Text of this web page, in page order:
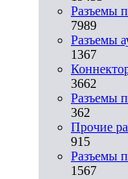
Разъeмы
7989
Разъeмы
1367
3662
Разъeмы
362
Прочие
915
Разъемы
1567